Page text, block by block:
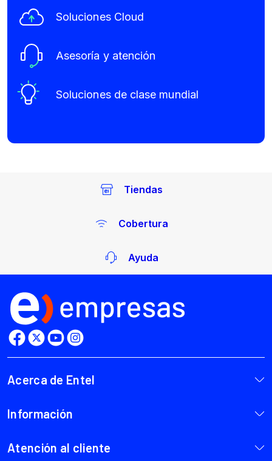
Soluciones Cloud
Asesoría y atención
Soluciones de clase mundial
Tiendas
Cobertura
Ayuda